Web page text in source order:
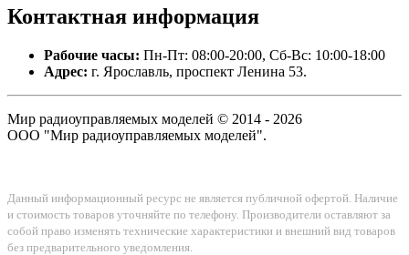
Контактная информация
Рабочие часы: Пн-Пт: 08:00-20:00, Сб-Вс: 10:00-18:00
Адрес: г. Ярославль, проспект Ленина 53.
Мир радиоуправляемых моделей © 2014 - 2026
ООО "Мир радиоуправляемых моделей".
Данный информационный ресурс не является публичной офертой. Наличие
и стоимость товаров уточняйте по телефону. Производители оставляют за
собой право изменять технические характеристики и внешний вид товаров
без предварительного уведомления.